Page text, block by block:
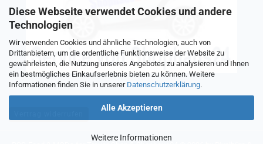
Diese Webseite verwendet Cookies und andere
Technologien
Wir verwenden Cookies und ähnliche Technologien, auch von
Drittanbietern, um die ordentliche Funktionsweise der Website zu
gewährleisten, die Nutzung unseres Angebotes zu analysieren und Ihnen
ein bestmögliches Einkaufserlebnis bieten zu können. Weitere
Informationen finden Sie in unserer Datenschutzerklärung.
Alle Akzeptieren
Weitere Informationen